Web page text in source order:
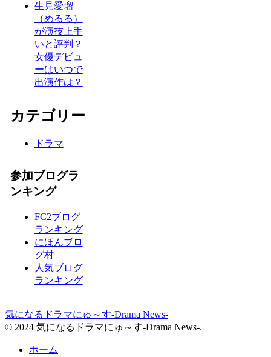
生見愛瑠
（めるる）
が演技上手
いと評判？
女優デビュ
ーはいつで
出演作は？
カテゴリー
ドラマ
参加ブログラ
ンキング
FC2ブログ
ランキング
にほんブロ
グ村
人気ブログ
ランキング
気になるドラマにゅ～す-Drama News-
© 2024 気になるドラマにゅ～す-Drama News-.
ホーム